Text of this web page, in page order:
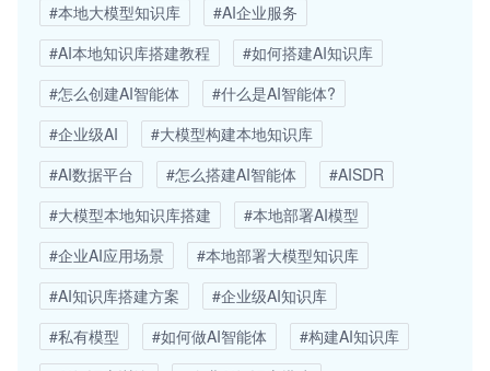
#本地大模型知识库
#AI企业服务
#AI本地知识库搭建教程
#如何搭建AI知识库
#怎么创建AI智能体
#什么是AI智能体?
#企业级AI
#大模型构建本地知识库
#AI数据平台
#怎么搭建AI智能体
#AISDR
#大模型本地知识库搭建
#本地部署AI模型
#企业AI应用场景
#本地部署大模型知识库
#AI知识库搭建方案
#企业级AI知识库
#私有模型
#如何做AI智能体
#构建AI知识库